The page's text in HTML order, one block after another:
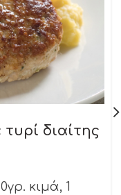
διαίτης
κιμά, 1